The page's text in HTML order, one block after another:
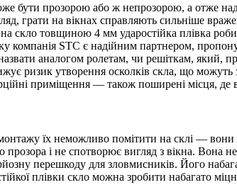
бути прозорою або ж непрозорою, а отже
грати на вікнах справляють сильніше
скло товщиною 4 мм ударостійка плівка
компанія STC є надійним партнером,
аналогом ролетам, чи решіткам, який,
ризик утворення осколків скла, що можуть
приміщення — також поширені місця, де
їх неможливо помітити на склі — вони
і не спотворює вигляд з вікна. Вона
перешкоду для зловмисників. Його
плівки скло можна зробити набагато